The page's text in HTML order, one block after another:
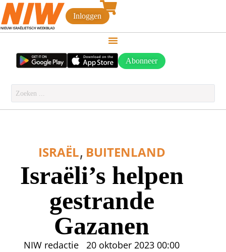
Inloggen
Abonneer
ISRAËL, BUITENLAND
Israëli’s helpen
gestrande
Gazanen
NIW redactie 20 oktober 2023 00:00